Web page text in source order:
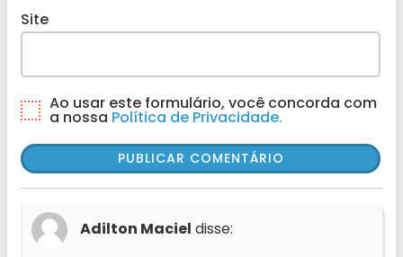
Site
Ao usar este formulário, você concorda com
a nossa Política de Privacidade.
Adilton Maciel disse: